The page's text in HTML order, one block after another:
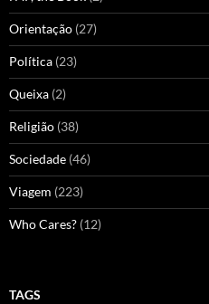
Orientação (27)
Política (23)
Queixa (2)
Religião (38)
Sociedade (46)
Viagem (223)
Who Cares? (12)
TAGS